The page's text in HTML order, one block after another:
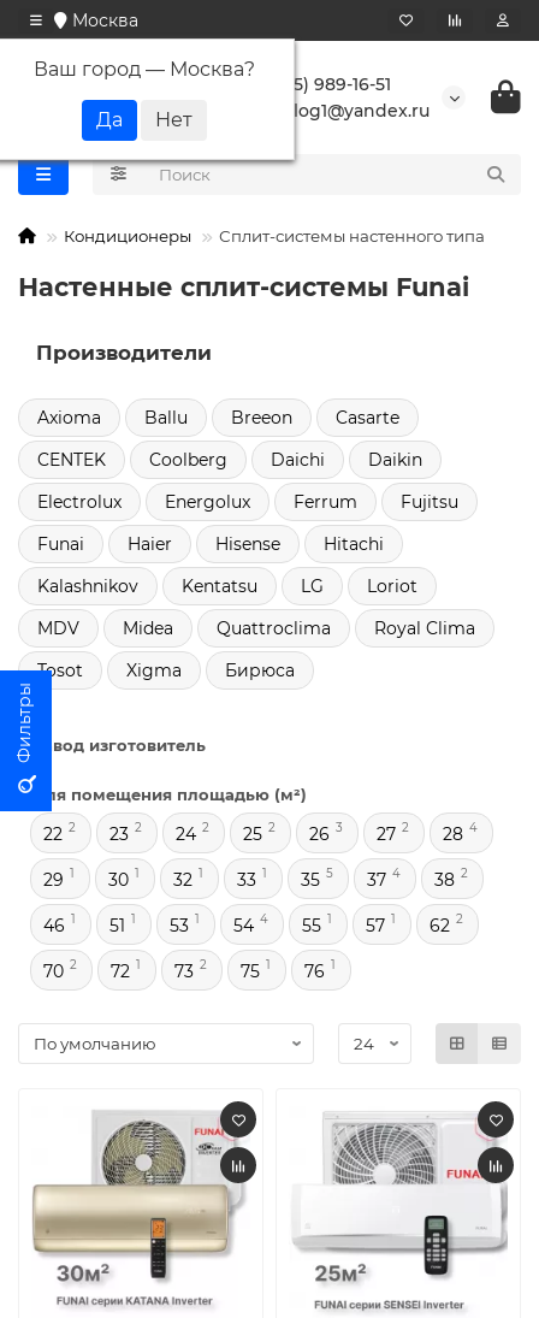
Москва
Ваш город — Москва?
+7 (495) 989-16-51
buranlog1@yandex.ru
Кондиционеры Сплит-системы настенного типа
Настенные сплит-системы Funai
Производители
Axioma Ballu Breeon
Casarte
CENTEK
Coolberg Daichi
Daikin
Electrolux
Energolux Ferrum
Fujitsu
Funai
Haier Hisense
Hitachi
Kalashnikov
Kentatsu LG
Loriot
MDV
Midea Quattroclima
Royal Clima
Tosot
Xigma Бирюса
Завод изготовитель
Для помещения площадью (м²)
22 2 23 2 24 2 25 2 26 3 27 2 28 4
29 1 30 1 32 1 33 1 35 5 37 4 38 2
46 1 51 1 53 1 54 4 55 1 57 1 62 2
70 2 72 1 73 2 75 1 76 1